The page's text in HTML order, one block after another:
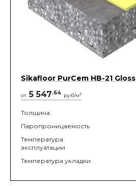
Sikafloor PurCem HB-21 Gloss
от 5 547.64 руб/м2
Толщина
Паропроницаемость
Температура
эксплуатации
Температура укладки